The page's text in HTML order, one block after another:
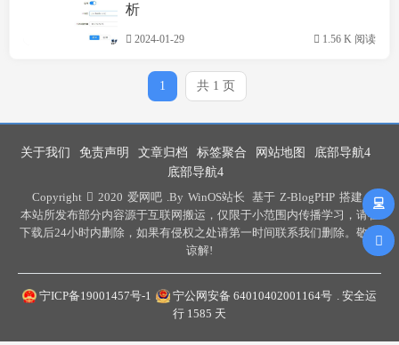
析
2024-01-29 1.56 K 阅读
1 共 1 页
关于我们 免责声明 文章归档 标签聚合 网站地图
底部导航4
底部导航4
Copyright
2020 爱网吧 .By WinOS站长 基于 Z-BlogPHP 搭建 .
本站所发布部分内容源于互联网搬运，仅限于小范围内传播学习，请在
下载后24小时内删除，如果有侵权之处请第一时间联系我们删除。敬请
谅解!
宁ICP备19001457号-1 宁公网安备 64010402001164号 . 安全运
行 1585 天